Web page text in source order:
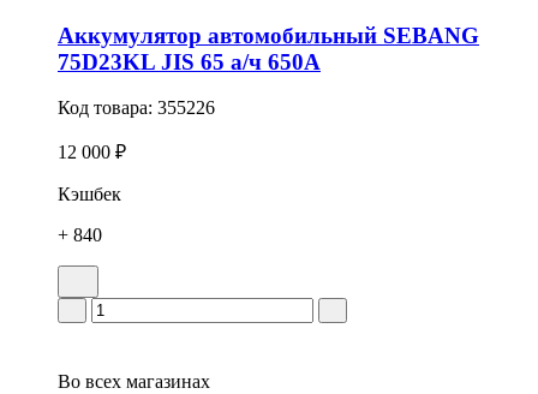
Аккумулятор автомобильный SEBANG
75D23KL JIS 65 а/ч 650А
Код товара: 355226
12 000 ₽
Кэшбек
+ 840
Во всех магазинах